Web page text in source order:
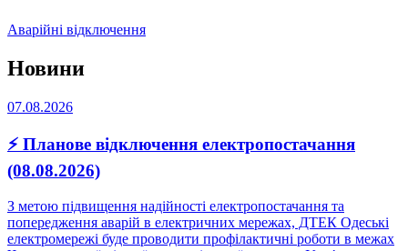
Аварійні відключення
Новини
07.08.2026
⚡ Планове відключення електропостачання
(08.08.2026)
З метою підвищення надійності електропостачання та
попередження аварій в електричних мережах, ДТЕК Одеські
електромережі буде проводити профілактичні роботи в межах